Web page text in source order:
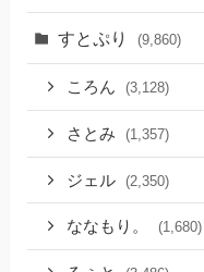
すとぷり (9,860)
ころん (3,128)
さとみ (1,357)
ジェル (2,350)
ななもり。 (1,680)